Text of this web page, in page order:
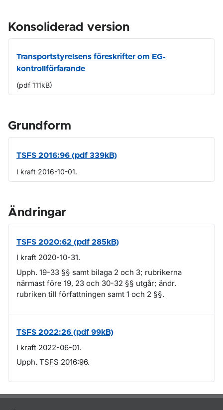
Konsoliderad version
Transportstyrelsens föreskrifter om EG-
kontrollförfarande
(pdf 111kB)
Grundform
TSFS 2016:96 (pdf 339kB)
I kraft 2016-10-01.
Ändringar
TSFS 2020:62 (pdf 285kB)
I kraft 2020-10-31.
Upph. 19-33 §§ samt bilaga 2 och 3; rubrikerna
närmast före 19, 23 och 30-32 §§ utgår; ändr.
rubriken till författningen samt 1 och 2 §§.
TSFS 2022:26 (pdf 99kB)
I kraft 2022-06-01.
Upph. TSFS 2016:96.
Om sidan